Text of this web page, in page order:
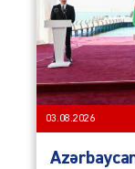
03.08.2026